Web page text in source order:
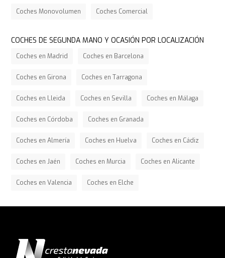
Coches Monovolumen Coches Comercial
COCHES DE SEGUNDA MANO Y OCASIÓN POR LOCALIZACIÓN
Coches en Madrid Coches en Barcelona
Coches en Girona Coches en Tarragona
Coches en Lleida Coches en Sevilla Coches en Málaga
Coches en Córdoba Coches en Granada
Coches en Almería Coches en Huelva Coches en Cádiz
Coches en Jaén Coches en Murcia Coches en Alicante
Coches en Valencia Coches en Elche